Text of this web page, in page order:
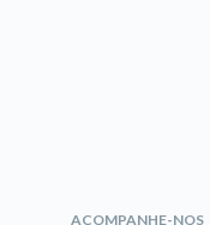
ACOMPANHE-NOS